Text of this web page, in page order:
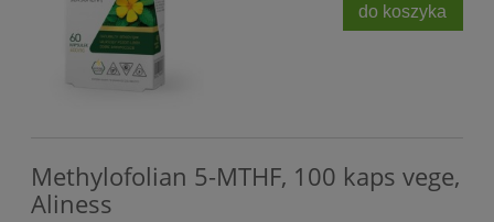
do koszyka
Methylofolian 5-MTHF, 100 kaps vege,
Aliness